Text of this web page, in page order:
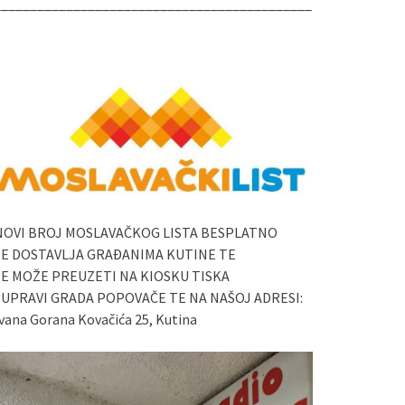
BROJ MOSLAVAČKOG LISTA BESPLATNO
DOSTAVLJA GRAĐANIMA KUTINE TE
MOŽE PREUZETI NA KIOSKU TISKA
GRADA POPOVAČE TE NA NAŠOJ ADRESI:
Gorana Kovačića 25, Kutina